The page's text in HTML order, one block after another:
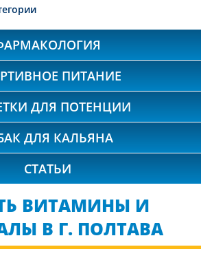
ПИТАНИЕ
ДЛЯ ПОТЕНЦИИ
ДЛЯ КАЛЬЯНА
СТАТЬИ
ВИТАМИНЫ И
В Г. ПОЛТАВА